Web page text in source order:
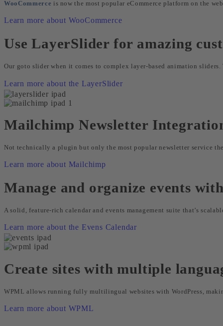
WooCommerce is now the most popular eCommerce platform on the
Learn more about WooCommerce
Use LayerSlider for amazing
Our goto slider when it comes to complex layer-based animation
Learn more about the LayerSlider
Mailchimp Newsletter
Not technically a plugin but only the most popular newsletter service
Learn more about Mailchimp
Manage and organize events
A solid, feature-rich calendar and events management suite that’s
Learn more about the Evens Calendar
Create sites with multiple
WPML allows running fully multilingual websites with WordPress,
Learn more about WPML